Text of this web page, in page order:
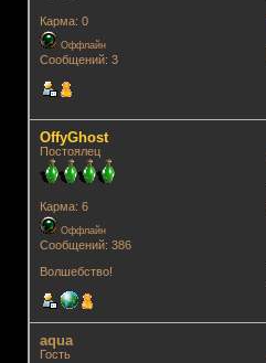
Карма: 0
Оффлайн
Сообщений: 3
OffyGhost
Постоялец
Карма: 6
Оффлайн
Сообщений: 386
Волшебство!
aqua
Гость